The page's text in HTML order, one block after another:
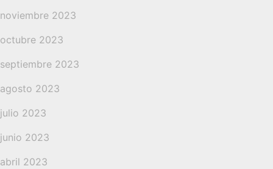
noviembre 2023
octubre 2023
septiembre 2023
agosto 2023
julio 2023
junio 2023
abril 2023